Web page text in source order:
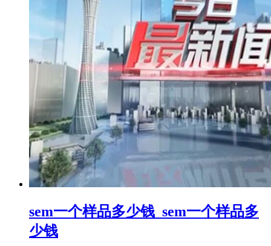
sem一个样品多少钱_sem一个样品多
少钱